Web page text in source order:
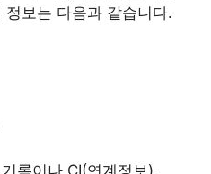
보는 다음과 같습니다.
록이나 CI(연계정보),